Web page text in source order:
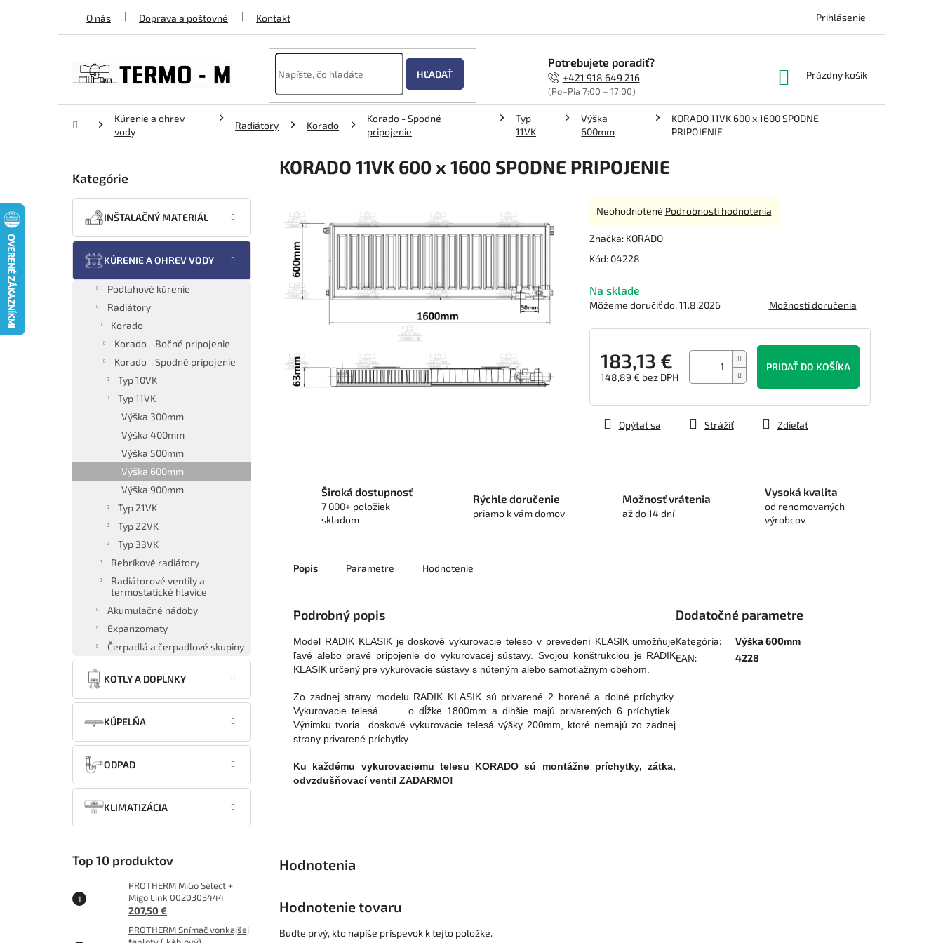
O nás Doprava a poštovné Kontakt Prihlásenie
HĽADAŤ
Potrebujete poradiť?
+421 918 649 216
(Po–Pia 7:00 – 17:00)
NÁKUPNÝ
Prázdny košík
Domov
Kúrenie a ohrev
vody
Radiátory Korado
Korado - Spodné
pripojenie
Typ
11VK
Výška
600mm
KORADO 11VK 600 x 1600 SPODNE
PRIPOJENIE
Preskočiť
Kategórie
INŠTALAČNÝ MATERIÁL
KÚRENIE A OHREV VODY
Podlahové kúrenie
Radiátory
Korado
Korado - Bočné pripojenie
Korado - Spodné pripojenie
Typ 10VK
Typ 11VK
Výška 300mm
Výška 400mm
Výška 500mm
Výška 600mm
Výška 900mm
Typ 21VK
Typ 22VK
Typ 33VK
Rebríkové radiátory
Radiátorové ventily a
termostatické hlavice
Akumulačné nádoby
Expanzomaty
Čerpadlá a čerpadlové skupiny
KOTLY A DOPLNKY
KÚPELŇA
ODPAD
KLIMATIZÁCIA
Top 10 produktov
PROTHERM MiGo Select +
Migo Link 0020303444
207,50 €
PROTHERM Snímač vonkajšej
KORADO 11VK 600 x 1600 SPODNE PRIPOJENIE
Kód: 04228
Na sklade
Môžeme doručiť do: 11.8.2026 Možnosti doručenia
183,13 €
148,89 € bez DPH
PRIDAŤ DO KOŠÍKA
Opýtať sa Strážiť Zdieľať
Priemerné
produktu
0,0
5
hviezdičiek.
Neohodnotené Podrobnosti hodnotenia
Značka: KORADO
Široká dostupnosť
7 000+ položiek
skladom
Rýchle doručenie
priamo k vám domov
Možnosť vrátenia
až do 14 dní
Vysoká kvalita
od renomovaných
výrobcov
Popis Parametre Hodnotenie
Podrobný popis
Model RADIK KLASIK je doskové vykurovacie teleso v prevedení KLASIK umožňuje
ľavé alebo pravé pripojenie do vykurovacej sústavy. Svojou konštrukciou je RADIK
KLASIK určený pre vykurovacie sústavy s núteným alebo samotiažnym obehom.
Zo zadnej strany modelu RADIK KLASIK sú privarené 2 horené a dolné príchytky.
Vykurovacie telesá o dĺžke 1800mm a dlhšie majú privarených 6 príchytiek.
Výnimku tvoria doskové vykurovacie telesá výšky 200mm, ktoré nemajú zo zadnej
strany privarené príchytky.
Ku každému vykurovaciemu telesu KORADO sú montážne príchytky, zátka,
odvzdušňovací ventil ZADARMO!
Dodatočné parametre
Kategória:
Výška 600mm
EAN: 4228
Hodnotenie tovaru
Buďte prvý, kto napíše príspevok k tejto položke.